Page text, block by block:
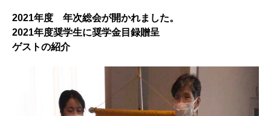
2021年度 年次総会が開かれました。
2021年度奨学生に奨学金目録贈呈
ゲストの紹介